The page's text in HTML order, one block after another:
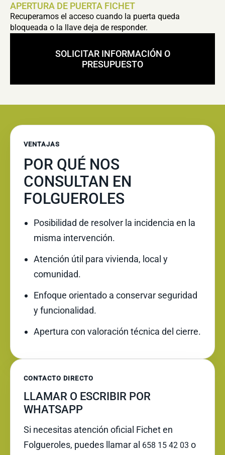
APERTURA DE PUERTA FICHET
Recuperamos el acceso cuando la puerta queda
bloqueada o la llave deja de responder.
SOLICITAR INFORMACIÓN O
PRESUPUESTO
VENTAJAS
POR QUÉ NOS
CONSULTAN EN
FOLGUEROLES
Posibilidad de resolver la incidencia en la
misma intervención.
Atención útil para vivienda, local y
comunidad.
Enfoque orientado a conservar seguridad
y funcionalidad.
Apertura con valoración técnica del cierre.
CONTACTO DIRECTO
LLAMAR O ESCRIBIR POR
WHATSAPP
Si necesitas atención oficial Fichet en
Folgueroles, puedes llamar al 658 15 42 03 o